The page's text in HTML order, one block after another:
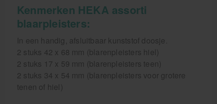
Kenmerken HEKA assorti
blaarpleisters:
In een handig, afsluitbaar kunststof doosje.
2 stuks 42 x 68 mm (blarenpleisters hiel)
2 stuks 17 x 59 mm (blarenpleisters teen)
2 stuks 34 x 54 mm (blarenpleisters voor grotere
tenen of hiel)